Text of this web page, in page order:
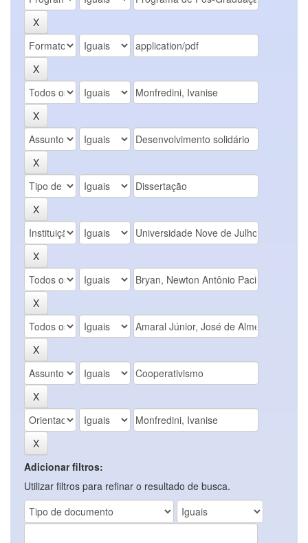
Adicionar filtros:
Utilizar filtros para refinar o resultado de busca.